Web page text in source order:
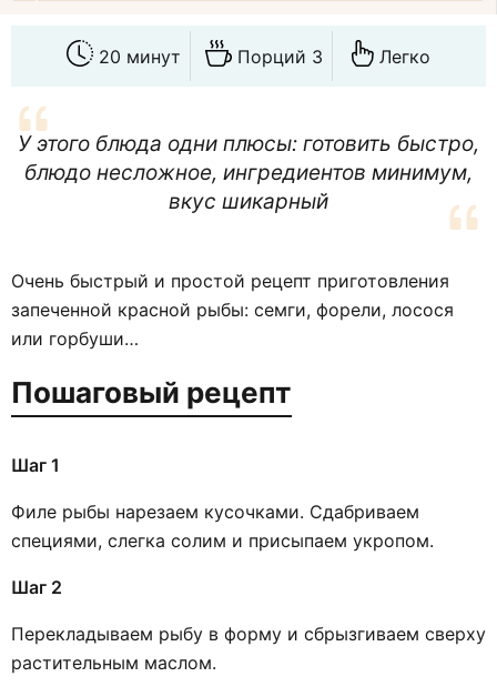
20 минут Порций 3 Легко
У этого блюда одни плюсы: готовить быстро,
блюдо несложное, ингредиентов минимум,
вкус шикарный
Очень быстрый и простой рецепт приготовления
запеченной красной рыбы: семги, форели, лосося
или горбуши…
Пошаговый рецепт
Шаг 1
Филе рыбы нарезаем кусочками. Сдабриваем
специями, слегка солим и присыпаем укропом.
Шаг 2
Перекладываем рыбу в форму и сбрызгиваем сверху
растительным маслом.